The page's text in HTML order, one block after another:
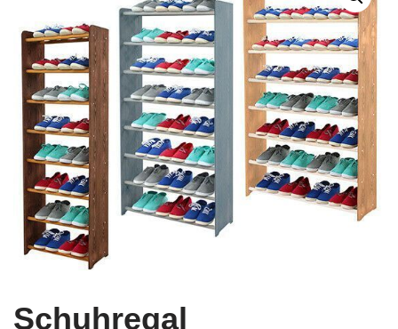
Schuhregal